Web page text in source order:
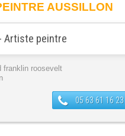
AUSSILLON
Artiste peintre
franklin roosevelt
05 63 61 16 23